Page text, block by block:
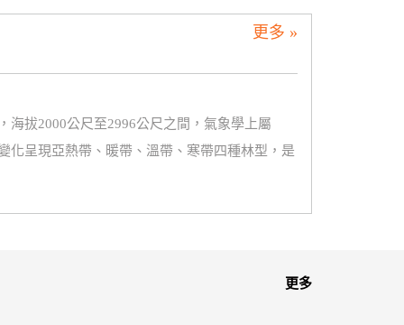
更多 »
海拔2000公尺至2996公尺之間，氣象學上屬
化呈現亞熱帶、暖帶、溫帶、寒帶四種林型，是
更多